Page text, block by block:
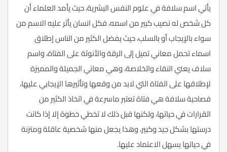
يأتي اسم سلافة في علوم النفس البشرية، حيث يأمد العلماء أن
كل شخص له نصيب كبير من اسمه، فكل انسان يأثر عليه الاسم من
سواء بالإيجاب أو بالسلب، حيث يفضل الكثير من الناس إطلاق
اسماء تحمل معاني تميل إلى الرقة والأنوثة على الفتاة، واسم
سلاف يعني النقاء والخلاصة، وهي معاني الجميلة والمميزة
لإطلاقها على الفتاة التي لابد من وقعها وتأثيرها الإيجابي عليها،
فصاحبة سلافة هي فتاة تعتبر ماسرعة في اتخاذ الكثير من
القرارات في حياتها، ولكنها قبل ذلك لا تخطي خطوة إلا إذا كانت
درستها بشكل جيد وكبير، وهذا يجعل منها شخصية عاقلة ومتزنة
في حياتها يسهل الاعتماد عليها.